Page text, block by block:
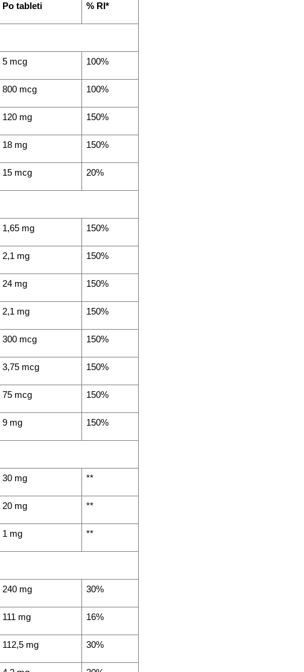
Po tableti % RI*
5 mcg 100%
800 mcg 100%
120 mg 150%
18 mg 150%
15 mcg 20%
1,65 mg 150%
2,1 mg 150%
24 mg 150%
2,1 mg 150%
300 mcg 150%
3,75 mcg 150%
75 mcg 150%
9 mg 150%
30 mg **
20 mg **
1 mg **
240 mg 30%
111 mg 16%
112,5 mg 30%